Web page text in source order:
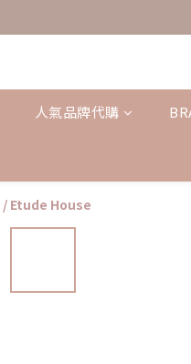
人氣品牌代購
/ Etude House